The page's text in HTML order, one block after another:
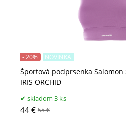
Športová podprsenka Salomon
IRIS ORCHID
- 20% NOVINKA
skladom 3 ks
44 € 55 €